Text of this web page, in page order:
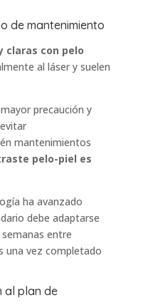
de mantenimiento
claras con pelo
al láser y suelen
precaución y
mantenimientos
pelo-piel es
ha avanzado
debe adaptarse
entre
una vez completado
al plan de